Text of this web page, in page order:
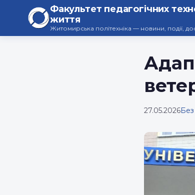
Факультет педагогічних
життя
Житомирська політехніка — новини, події,
27.05.2026Без